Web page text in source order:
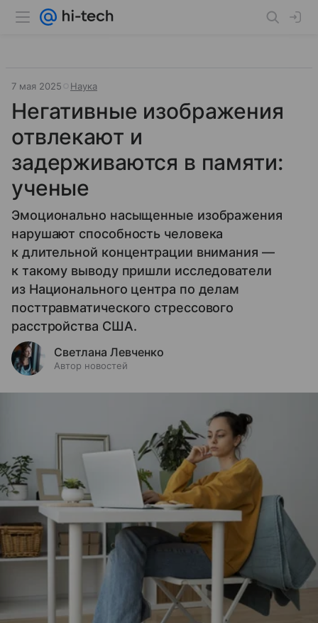
7 мая 2025 Наука
Негативные изображения
отвлекают и
задерживаются в памяти:
ученые
Эмоционально насыщенные изображения
нарушают способность человека
к длительной концентрации внимания —
к такому выводу пришли исследователи
из Национального центра по делам
посттравматического стрессового
расстройства США.
Светлана Левченко
Автор новостей